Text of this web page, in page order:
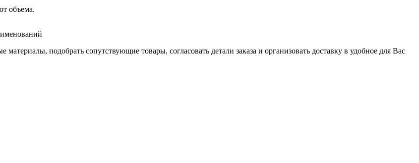
объема.
подобрать сопутствующие товары, согласовать детали заказа и организовать доставку в удобное для Вас